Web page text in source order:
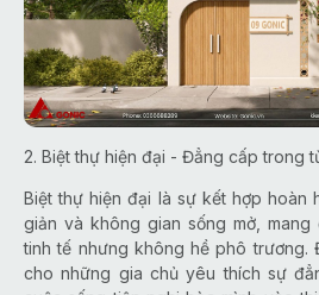
2. Biệt thự hiện đại - Đẳng cấp trong
Biệt thự hiện đại là sự kết hợp hoàn
giản và không gian sống mở, mang
tinh tế nhưng không hề phô trương.
cho những gia chủ yêu thích sự